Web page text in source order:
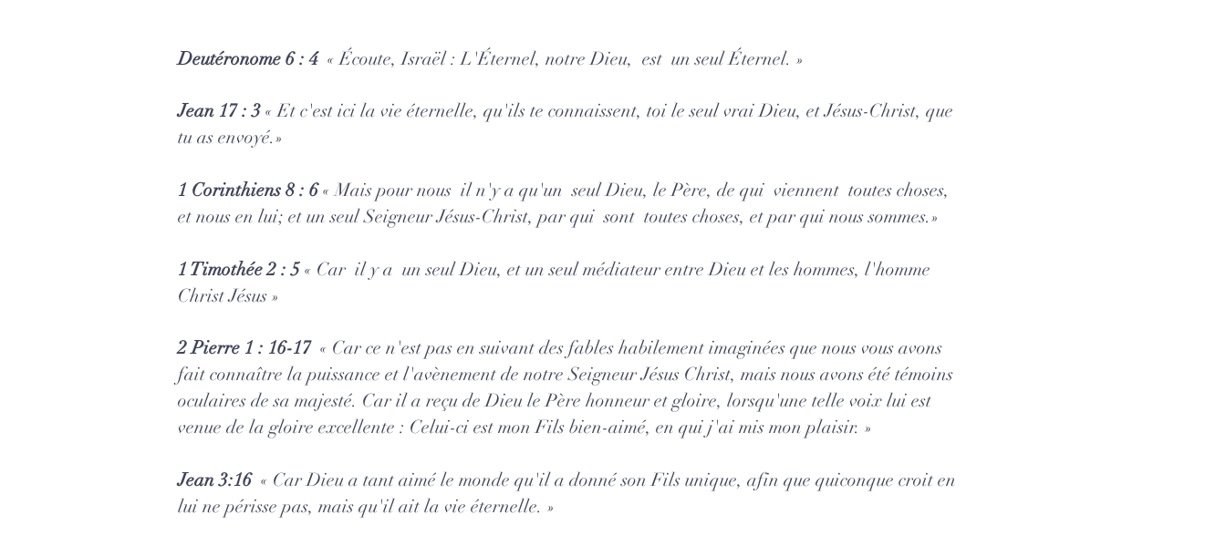
Deutéronome 6 : 4« Écoute, Israël : L'Éternel, notre Dieu, est un seul Éternel. »
Jean 17 : 3 « Et c'est ici la vie éternelle, qu'ils te connaissent, toi le seul vrai Dieu, et Jésus-Christ, que
tu as envoyé.»
1 Corinthiens 8 : 6« Mais pour nous il n'y a qu'un seul Dieu, le Père, de qui viennent toutes choses,
et nous en lui; et un seul Seigneur Jésus-Christ, par qui sont toutes choses, et par qui nous sommes.»
1 Timothée 2 : 5 « Car il y a un seul Dieu, et un seul médiateur entre Dieu et les hommes, l'homme
Christ Jésus »
2 Pierre 1 : 16-17« Car ce n'est pas en suivant des fables habilement imaginées que nous vous avons
fait connaître la puissance et l'avènement de notre Seigneur Jésus Christ, mais nous avons été témoins
oculaires de sa majesté. Car il a reçu de Dieu le Père honneur et gloire, lorsqu'une telle voix lui est
venue de la gloire excellente : Celui-ci est mon Fils bien-aimé, en qui j'ai mis mon plaisir. »
Jean 3:16 « Car Dieu a tant aimé le monde qu'il a donné son Fils unique, afin que quiconque croit en
lui ne périsse pas, mais qu'il ait la vie éternelle. »